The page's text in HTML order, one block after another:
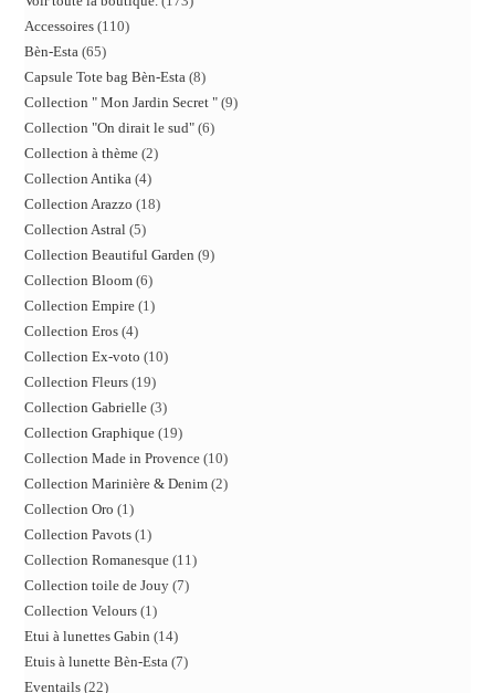
Accessoires 110
Bèn-Esta 65
Capsule Tote bag Bèn-Esta 8
Collection " Mon Jardin Secret " 9
Collection "On dirait le sud" 6
Collection à thème 2
Collection Antika 4
Collection Arazzo 18
Collection Astral 5
Collection Beautiful Garden 9
Collection Bloom 6
Collection Empire 1
Collection Eros 4
Collection Ex-voto 10
Collection Fleurs 19
Collection Gabrielle 3
Collection Graphique 19
Collection Made in Provence 10
Collection Marinière & Denim 2
Collection Oro 1
Collection Pavots 1
Collection Romanesque 11
Collection toile de Jouy 7
Collection Velours 1
Etui à lunettes Gabin 14
Etuis à lunette Bèn-Esta 7
Eventails 22